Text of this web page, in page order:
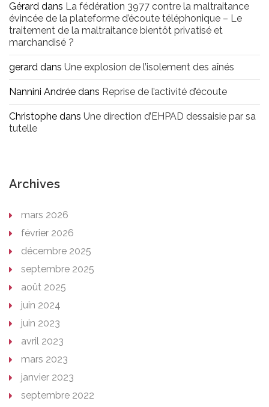
Gérard dans La fédération 3977 contre la maltraitance
évincée de la plateforme d’écoute téléphonique – Le
traitement de la maltraitance bientôt privatisé et
marchandisé ?
gerard dans Une explosion de l’isolement des aînés
Nannini Andrée dans Reprise de l’activité d’écoute
Christophe dans Une direction d’EHPAD dessaisie par sa
tutelle
Archives
mars 2026
février 2026
décembre 2025
septembre 2025
août 2025
juin 2024
juin 2023
avril 2023
mars 2023
janvier 2023
septembre 2022